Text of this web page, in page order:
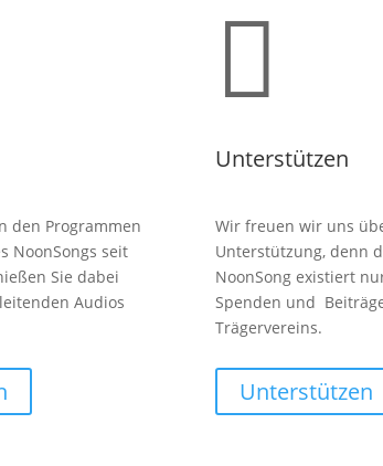
den Programmen
NoonSongs seit
Sie dabei
Audios

Unterstützen
Wir freuen wir uns
Unterstützung, denn
NoonSong existiert
Spenden und
Trägervereins.
Unterstützen